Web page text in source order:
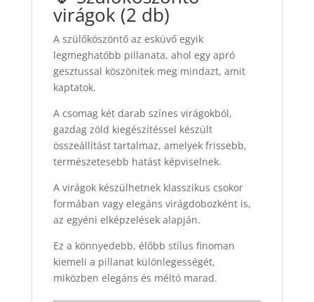
virágok (2 db)
A szülőköszöntő az esküvő egyik
legmeghatóbb pillanata, ahol egy apró
gesztussal köszönitek meg mindazt, amit
kaptatok.
A csomag két darab színes virágokból,
gazdag zöld kiegészítéssel készült
összeállítást tartalmaz, amelyek frissebb,
természetesebb hatást képviselnek.
A virágok készülhetnek klasszikus csokor
formában vagy elegáns virágdobozként is,
az egyéni elképzelések alapján.
Ez a könnyedebb, élőbb stílus finoman
kiemeli a pillanat különlegességét,
miközben elegáns és méltó marad.